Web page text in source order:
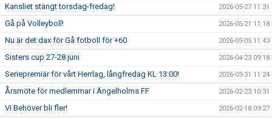
Kansliet stängt torsdag-fredag! 2026-05-27 11:31
Gå på Volleyboll! 2026-05-21 11:18
Nu är det dax för Gå fotboll för +60 2026-05-05 11:43
Sisters cup 27-28 juni 2026-04-23 09:18
Seriepremiär för vårt Herrlag, långfredag KL 13:00! 2026-03-31 11:24
Årsmöte för medlemmar i Ängelholms FF 2026-02-23 10:31
Vi Behöver bli fler! 2026-02-18 09:27